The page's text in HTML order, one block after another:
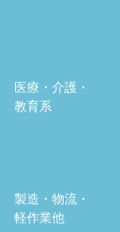
医療・介護・
教育系
製造・物流・
軽作業他